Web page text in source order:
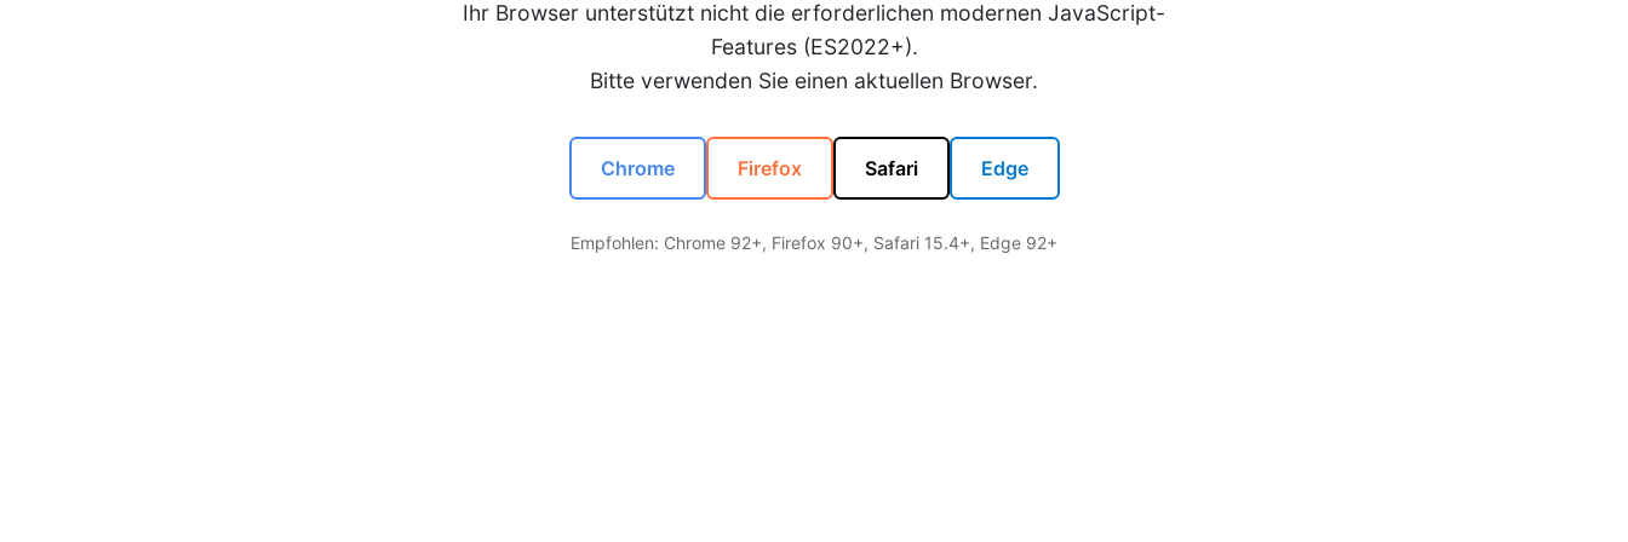
Ihr Browser unterstützt nicht die erforderlichen modernen JavaScript-
Features (ES2022+).
Bitte verwenden Sie einen aktuellen Browser.
Chrome Firefox Safari Edge
Empfohlen: Chrome 92+, Firefox 90+, Safari 15.4+, Edge 92+